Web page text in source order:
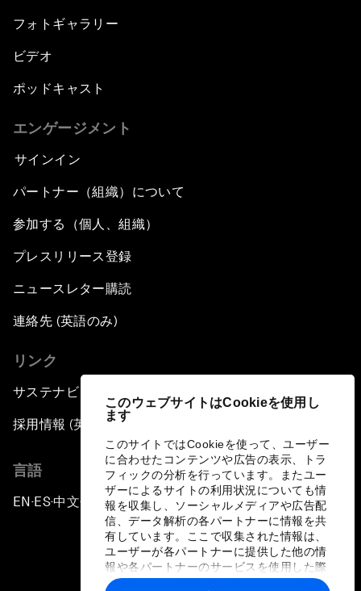
このウェブサイトはCookieを使用し
ます
このサイトではCookieを使って、ユーザー
に合わせたコンテンツや広告の表示、トラ
フィックの分析を行っています。またユー
ザーによるサイトの利用状況についても情
報を収集し、ソーシャルメディアや広告配
信、データ解析の各パートナーに情報を共
有しています。ここで収集された情報は、
ユーザーが各パートナーに提供した他の情
報や各パートナーのサービスを使用した際
に収集された情報と組み合わされ、各パー
フォトギャラリー
ビデオ
ポッドキャスト
エンゲージメント
サインイン
パートナー（組織）について
参加する（個人、組織）
プレスリリース登録
ニュースレター購読
連絡先 (英語のみ)
リンク
サステナビリティへの取り組み
採用情報 (英語のみ)
言語
EN ▪ES▪中文▪ 日本語